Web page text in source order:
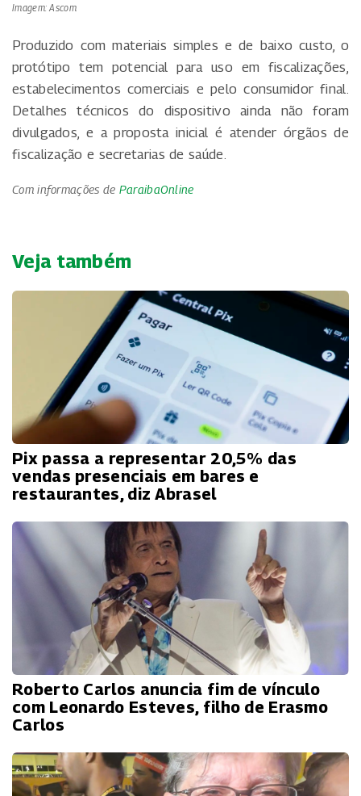
Imagem: Ascom
Produzido com materiais simples e de baixo custo, o
protótipo tem potencial para uso em fiscalizações,
estabelecimentos comerciais e pelo consumidor final.
Detalhes técnicos do dispositivo ainda não foram
divulgados, e a proposta inicial é atender órgãos de
fiscalização e secretarias de saúde.
Com informações de ParaibaOnline
Veja também
Pix passa a representar 20,5% das
vendas presenciais em bares e
restaurantes, diz Abrasel
Roberto Carlos anuncia fim de vínculo
com Leonardo Esteves, filho de Erasmo
Carlos